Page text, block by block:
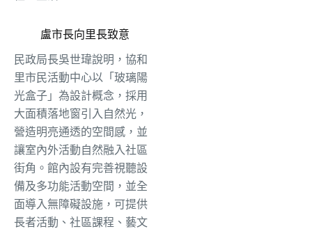
盧市長向里長致意
民政局長吳世瑋說明，協和
里市民活動中心以「玻璃陽
光盒子」為設計概念，採用
大面積落地窗引入自然光，
營造明亮通透的空間感，並
讓室內外活動自然融入社區
街角。館內設有完善視聽設
備及多功能活動空間，並全
面導入無障礙設施，可提供
長者活動、社區課程、藝文